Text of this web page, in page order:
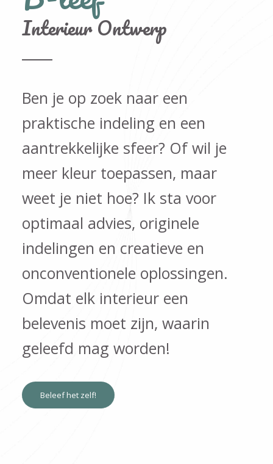
Interieur Ontwerp
Ben je op zoek naar een
praktische indeling en een
aantrekkelijke sfeer? Of wil je
meer kleur toepassen, maar
weet je niet hoe? Ik sta voor
optimaal advies, originele
indelingen en creatieve en
onconventionele oplossingen.
Omdat elk interieur een
belevenis moet zijn, waarin
geleefd mag worden!
Beleef het zelf!